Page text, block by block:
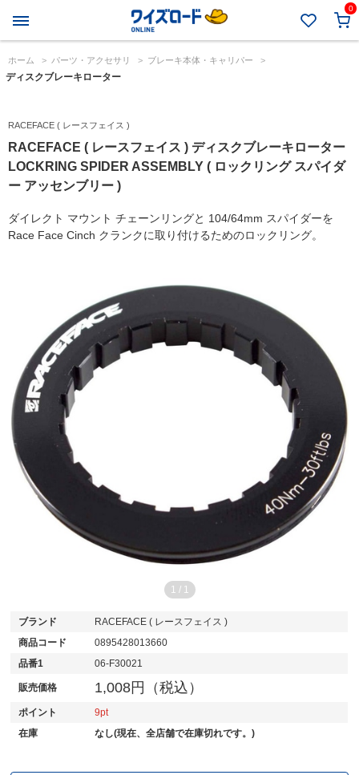
0
ホーム > パーツ・アクセサリ > ブレーキ本体・キャリパー >
ディスクブレーキローター
RACEFACE ( レースフェイス )
RACEFACE ( レースフェイス ) ディスクブレーキローター
LOCKRING SPIDER ASSEMBLY ( ロックリング スパイダ
ー アッセンブリー )
ダイレクト マウント チェーンリングと 104/64mm スパイダーを
Race Face Cinch クランクに取り付けるためのロックリング。
1 / 1
ブランド
RACEFACE ( レースフェイス )
商品コード
0895428013660
品番1
06-F30021
販売価格 1,008円（税込）
ポイント
9
在庫
なし(現在、全店舗で在庫切れです。)